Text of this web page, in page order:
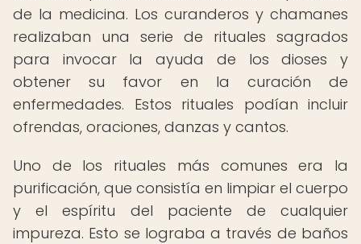
de la medicina. Los curanderos y chamanes
realizaban una serie de rituales sagrados
para invocar la ayuda de los dioses y
obtener su favor en la curación de
enfermedades. Estos rituales podían incluir
ofrendas, oraciones, danzas y cantos.
Uno de los rituales más comunes era la
purificación, que consistía en limpiar el cuerpo
y el espíritu del paciente de cualquier
impureza. Esto se lograba a través de baños